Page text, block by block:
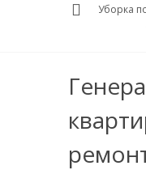
Уборка